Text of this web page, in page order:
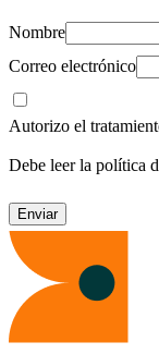
Nombre
Correo electrónico
Autorizo el
Debe leer la política